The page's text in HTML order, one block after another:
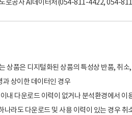
로공사 AI데이터처(054-811-4422, 054-
상품은 디지털화된 상품의 특성상 반품, 취
과 상이한 데이터인 경우
내 다운로드 이력이 없거나 분석환경에서 이
라도 다운로드 및 사용 이력이 있는 경우 취